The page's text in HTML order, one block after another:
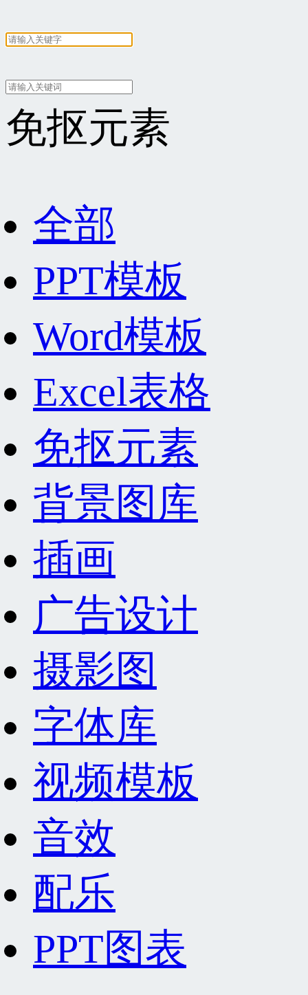
免抠元素
全部
PPT模板
Word模板
Excel表格
免抠元素
背景图库
插画
广告设计
摄影图
字体库
视频模板
音效
配乐
PPT图表